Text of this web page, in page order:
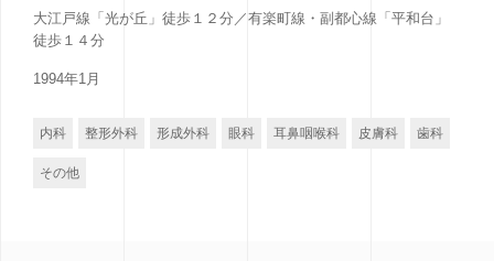
大江戸線「光が丘」徒歩１２分／有楽町線・副都心線「平和台」
徒歩１４分
1994年1月
内科 整形外科 形成外科 眼科 耳鼻咽喉科 皮膚科 歯科
その他